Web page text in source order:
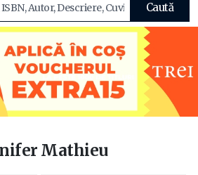
Caută
Mathieu